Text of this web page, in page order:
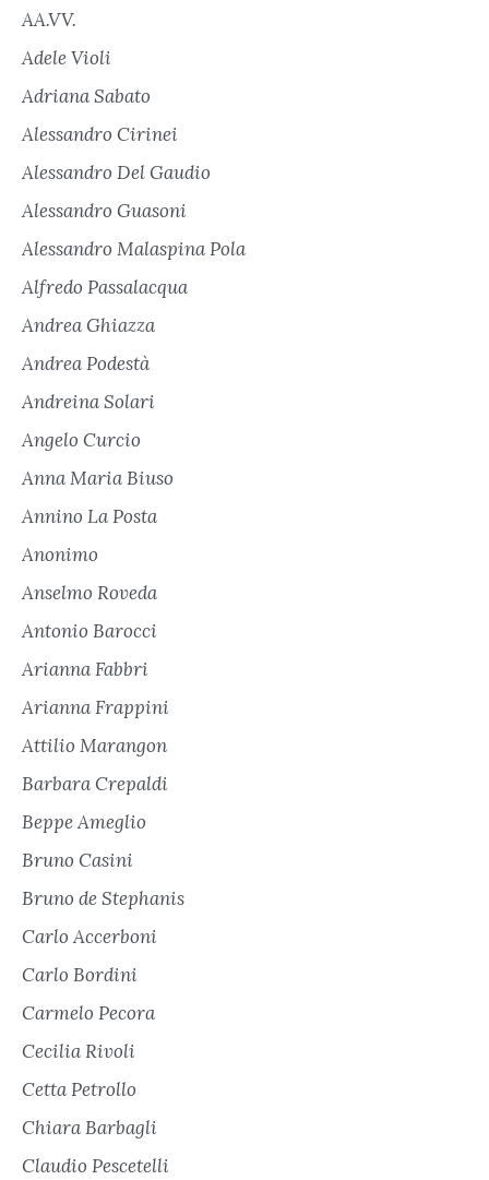
AA.VV.
Adele Violi
Adriana Sabato
Alessandro Cirinei
Alessandro Del Gaudio
Alessandro Guasoni
Alessandro Malaspina Pola
Alfredo Passalacqua
Andrea Ghiazza
Andrea Podestà
Andreina Solari
Angelo Curcio
Anna Maria Biuso
Annino La Posta
Anonimo
Anselmo Roveda
Antonio Barocci
Arianna Fabbri
Arianna Frappini
Attilio Marangon
Barbara Crepaldi
Beppe Ameglio
Bruno Casini
Bruno de Stephanis
Carlo Accerboni
Carlo Bordini
Carmelo Pecora
Cecilia Rivoli
Cetta Petrollo
Chiara Barbagli
Claudio Pescetelli